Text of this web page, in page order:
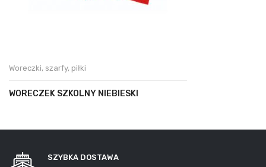
Woreczki, szarfy, piłki
WORECZEK SZKOLNY NIEBIESKI
SZYBKA DOSTAWA